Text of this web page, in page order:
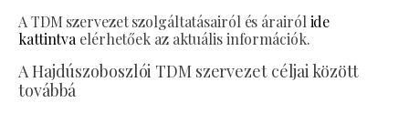
A TDM szervezet szolgáltatásairól és árairól ide
kattintva elérhetőek az aktuális információk.
A Hajdúszoboszlói TDM szervezet céljai között
továbbá